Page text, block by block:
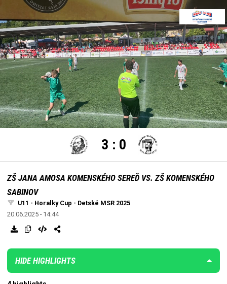
Unmute Loaded:
100.00%
settings edit
3 : 0
ZŠ JANA AMOSA KOMENSKÉHO SEREĎ VS. ZŠ KOMENSKÉHO
SABINOV
U11 - Horalky Cup - Detské MSR 2025
20.06.2025 - 14:44
HIDE HIGHLIGHTS